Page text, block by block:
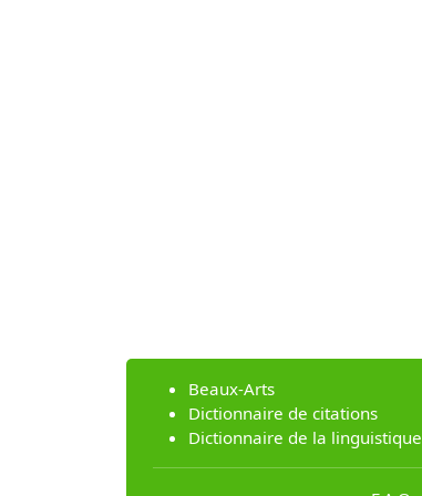
Beaux-Arts
Dictionnaire de citations
Dictionnaire de la linguistique